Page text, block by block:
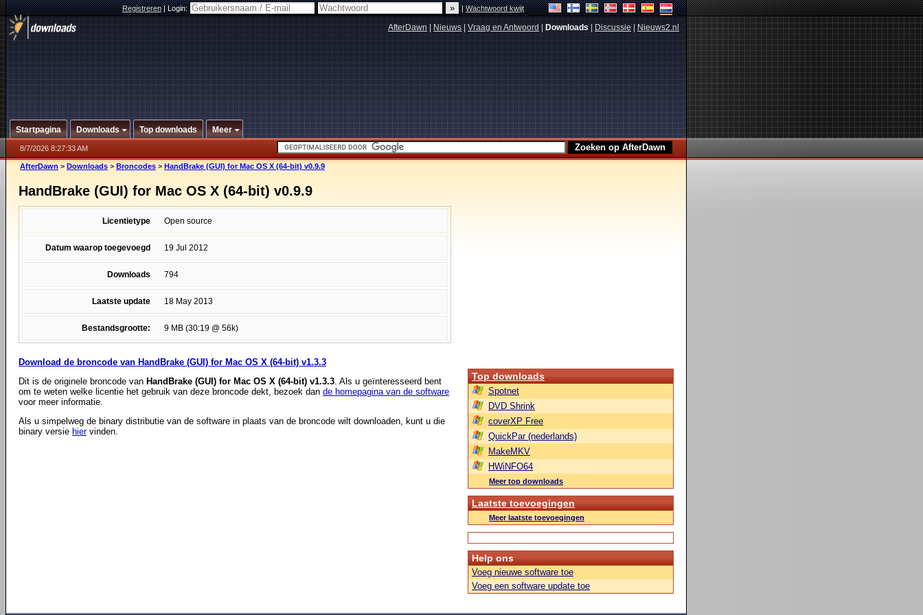
Registreren|Login: |Wachtwoord kwijt
AfterDawn Nieuws Vraag en Antwoord Downloads Discussie Nieuws2.nl
Startpagina Downloads Top downloads Meer
8/7/2026 8:27:33 AM
AfterDawn > Downloads > Broncodes > HandBrake (GUI) for Mac OS X (64-bit) v0.9.9
HandBrake (GUI) for Mac OS X (64-bit) v0.9.9
Licentietype Open source
Datum waarop toegevoegd 19 Jul 2012
Downloads 794
Laatste update 18 May 2013
Bestandsgrootte: 9 MB (30:19 @ 56k)
Download de broncode van HandBrake (GUI) for Mac OS X (64-bit) v1.3.3
Dit is de originele broncode van HandBrake (GUI) for Mac OS X (64-bit) v1.3.3. Als u geïnteresseerd bent
om te weten welke licentie het gebruik van deze broncode dekt, bezoek dan de homepagina van de software
voor meer informatie.
Als u simpelweg de binary distributie van de software in plaats van de broncode wilt downloaden, kunt u die
binary versie hiervinden.
Top downloads
Spotnet
DVD Shrink
coverXP Free
QuickPar (nederlands)
MakeMKV
HWiNFO64
Meer top downloads
Laatste toevoegingen
Meer laatste toevoegingen
Help ons
Voeg nieuwe software toe
Voeg een software update toe